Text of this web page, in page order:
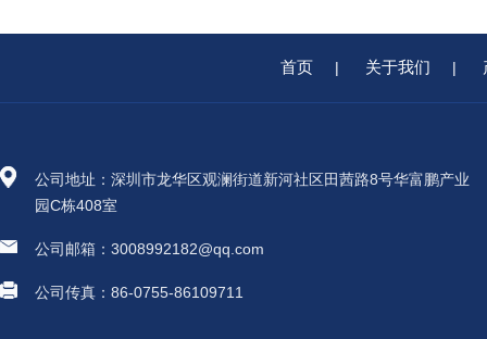
首页 | 关于我们 |
公司地址：深圳市龙华区观澜街道新河社区田茜路8号华富鹏产业
园C栋408室
公司邮箱：3008992182@qq.com
公司传真：86-0755-86109711